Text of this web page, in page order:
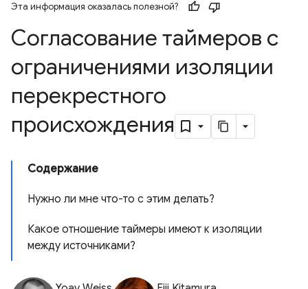
Эта информация оказалась полезной?
Согласование таймеров с
ограничениями изоляции
перекрестного
происхождения
Содержание
Нужно ли мне что-то с этим делать?
Какое отношение таймеры имеют к изоляции
между источниками?